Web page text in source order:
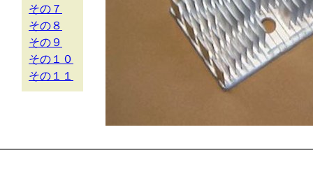
その７
その８
その９
その１０
その１１